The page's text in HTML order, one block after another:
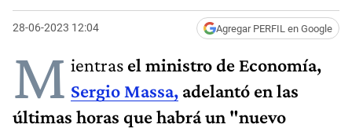
28-06-2023 12:04 Agregar PERFIL en Google
M ientras el ministro de Economía,
Sergio Massa, adelantó en las
últimas horas que habrá un "nuevo